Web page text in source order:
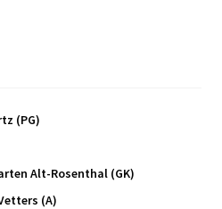
(PG)
Alt-Rosenthal (GK)
(A)